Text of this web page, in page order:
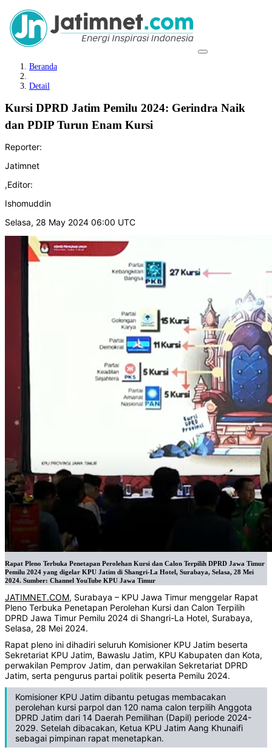
Beranda
Detail
Kursi DPRD Jatim Pemilu 2024: Gerindra Naik
dan PDIP Turun Enam Kursi
Reporter:
Jatimnet
,Editor:
Ishomuddin
Selasa, 28 May 2024 06:00 UTC
Rapat Pleno Terbuka Penetapan Perolehan Kursi dan Calon Terpilih DPRD Jawa Timur
Pemilu 2024 yang digelar KPU Jatim di Shangri-La Hotel, Surabaya, Selasa, 28 Mei
2024. Sumber: Channel YouTube KPU Jawa Timur
JATIMNET.COM, Surabaya – KPU Jawa Timur menggelar Rapat
Pleno Terbuka Penetapan Perolehan Kursi dan Calon Terpilih
DPRD Jawa Timur Pemilu 2024 di Shangri-La Hotel, Surabaya,
Selasa, 28 Mei 2024.
Rapat pleno ini dihadiri seluruh Komisioner KPU Jatim beserta
Sekretariat KPU Jatim, Bawaslu Jatim, KPU Kabupaten dan Kota,
perwakilan Pemprov Jatim, dan perwakilan Sekretariat DPRD
Jatim, serta pengurus partai politik peserta Pemilu 2024.
Komisioner KPU Jatim dibantu petugas membacakan
perolehan kursi parpol dan 120 nama calon terpilih Anggota
DPRD Jatim dari 14 Daerah Pemilihan (Dapil) periode 2024-
2029. Setelah dibacakan, Ketua KPU Jatim Aang Khunaifi
sebagai pimpinan rapat menetapkan.